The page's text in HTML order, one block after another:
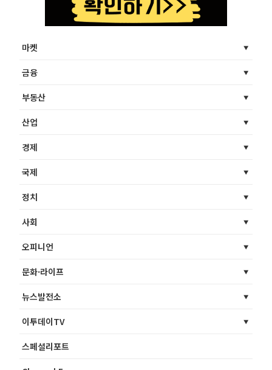
마켓
금융
부동산
산업
경제
국제
정치
사회
오피니언
문화·라이프
뉴스발전소
이투데이TV
스페셜리포트